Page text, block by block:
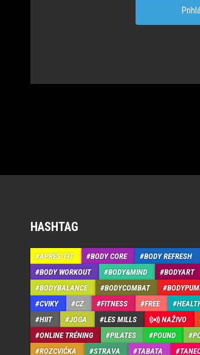
HASHTAG
APRÉS-FIT BODY CORE
BODY REFRESH
BODY WORKOUT
BODY&MIND
BODYART
BODYBALANCE
BODYCOMBAT
CVIKY
CZ FITNESS FREE
HIIT
JOGA LES MILLS NAŽIVO
ONLINE TRÉNING
PILATES POUND
ROZCVIČKA
STRAVA TABATA